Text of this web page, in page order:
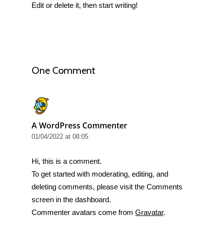
Edit or delete it, then start writing!
One Comment
A WordPress Commenter
01/04/2022 at 08:05
Hi, this is a comment.
To get started with moderating, editing, and
deleting comments, please visit the Comments
screen in the dashboard.
Commenter avatars come from Gravatar.